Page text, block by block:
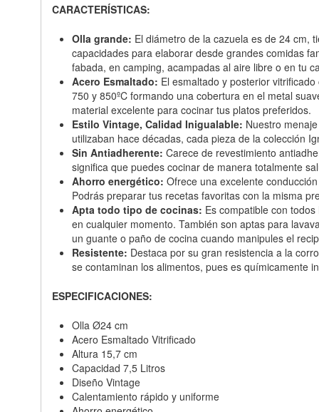
CARACTERÍSTICAS:
Olla grande: El diámetro de la cazuela es de 24 cm,
capacidades para elaborar desde grandes comidas
fabada, en camping, acampadas al aire libre o en tu
Acero Esmaltado: El esmaltado y posterior
750 y 850ºC formando una cobertura en el metal
material excelente para cocinar tus platos preferidos.
Estilo Vintage, Calidad Inigualable: Nuestro
utilizaban hace décadas, cada pieza de la colección
Sin Antiadherente: Carece de revestimiento
significa que puedes cocinar de manera totalmente
Ahorro energético: Ofrece una excelente
Podrás preparar tus recetas favoritas con la misma
Apta todo tipo de cocinas: Es compatible con
en cualquier momento. También son aptas para
un guante o paño de cocina cuando manipules el
Resistente: Destaca por su gran resistencia a la
se contaminan los alimentos, pues es químicamente
ESPECIFICACIONES:
Olla Ø24 cm
Acero Esmaltado Vitrificado
Altura 15,7 cm
Capacidad 7,5 Litros
Diseño Vintage
Calentamiento rápido y uniforme